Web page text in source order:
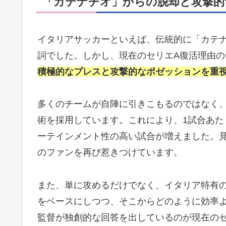
イタリアサッカーといえば、伝統的に「カテ
詞でした。しかし、現在のセリエA復活理由
積極的なプレスと攻撃的なポゼッションを重
多くのチームが自陣に引きこもるのではなく
術を採用しています。これにより、1試合あ
ーテインメント性の高い試合が増えました。
のファンを再び惹きつけています。
また、単に攻めるだけでなく、イタリア特
をベースにしつつ、そこからどのように効率
監督が独創的な回答を出しているのが現在の